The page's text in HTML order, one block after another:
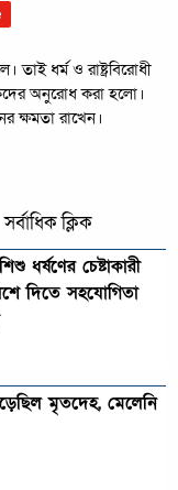
তাই ধর্ম ও রাষ্ট্রবিরোধী
অনুরোধ করা হলো।
ক্ষমতা রাখেন।
সর্বাধিক ক্লিক
ধর্ষণের চেষ্টাকারী
দিতে সহযোগিতা
মৃতদেহ, মেলেনি